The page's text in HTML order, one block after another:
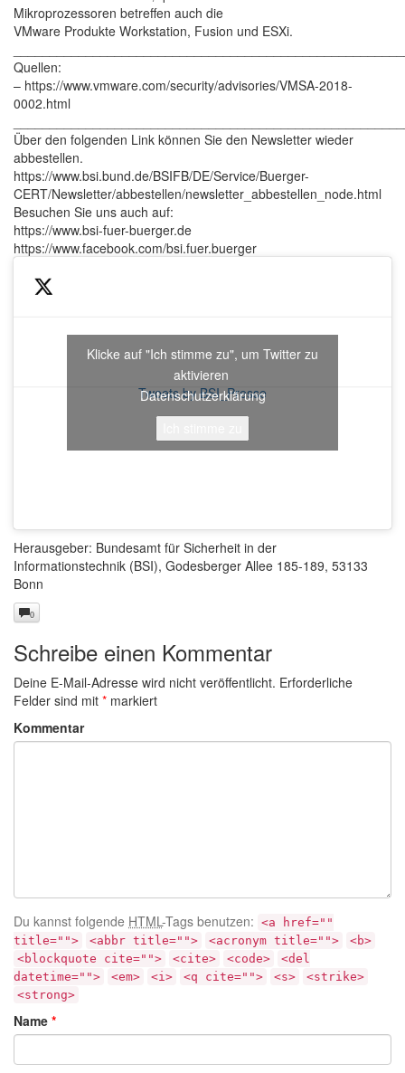
Mikroprozessoren betreffen auch die
VMware Produkte Workstation, Fusion und ESXi.
Quellen:
– https://www.vmware.com/security/advisories/VMSA-2018-
0002.html
Über den folgenden Link können Sie den Newsletter wieder
abbestellen.
https://www.bsi.bund.de/BSIFB/DE/Service/Buerger-
CERT/Newsletter/abbestellen/newsletter_abbestellen_node.html
Besuchen Sie uns auch auf:
https://www.bsi-fuer-buerger.de
https://www.facebook.com/bsi.fuer.buerger
Tweets by BSI_Presse
Klicke auf "Ich stimme zu", um Twitter zu
aktivieren
Datenschutzerklärung
Herausgeber: Bundesamt für Sicherheit in der
Informationstechnik (BSI), Godesberger Allee 185-189, 53133
Bonn
0
Schreibe einen Kommentar
Deine E-Mail-Adresse wird nicht veröffentlicht. Erforderliche
Felder sind mit * markiert
Kommentar
Du kannst folgende HTML-Tags benutzen: <a href=""
title="">
<abbr title=""> <acronym title="">
<b>
<blockquote cite="">
<cite> <code>
<del
datetime="">
<em> <i> <q cite=""> <s>
<strike>
<strong>
Name *